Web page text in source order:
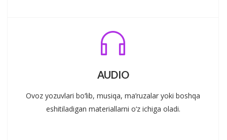
AUDIO
Ovoz yozuvlari bo‘lib, musiqa, ma’ruzalar yoki boshqa
eshitiladigan materiallarni o‘z ichiga oladi.